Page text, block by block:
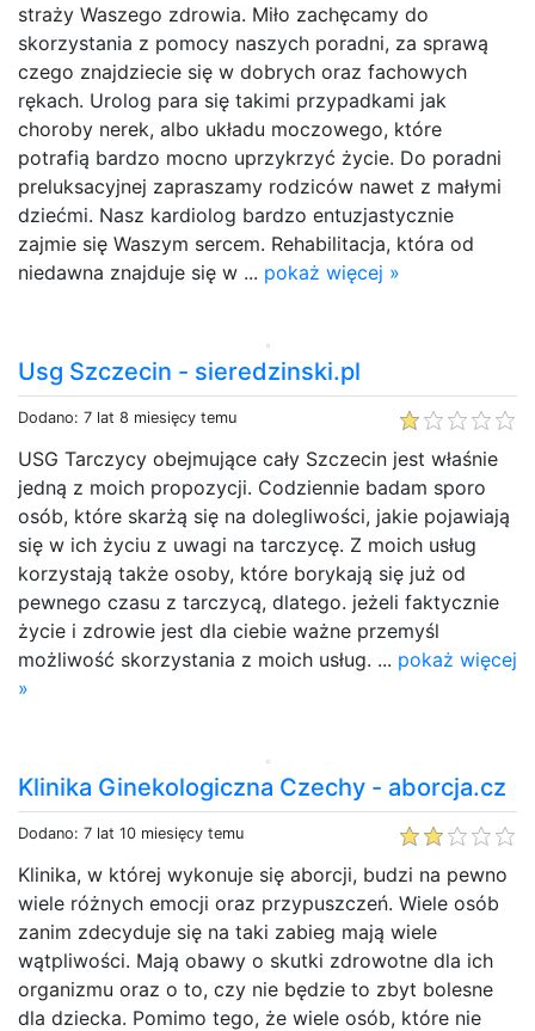
straży Waszego zdrowia. Miło zachęcamy do
skorzystania z pomocy naszych poradni, za sprawą
czego znajdziecie się w dobrych oraz fachowych
rękach. Urolog para się takimi przypadkami jak
choroby nerek, albo układu moczowego, które
potrafią bardzo mocno uprzykrzyć życie. Do poradni
preluksacyjnej zapraszamy rodziców nawet z małymi
dziećmi. Nasz kardiolog bardzo entuzjastycznie
zajmie się Waszym sercem. Rehabilitacja, która od
niedawna znajduje się w ... pokaż więcej »
Usg Szczecin - sieredzinski.pl
Dodano: 7 lat 8 miesięcy temu
USG Tarczycy obejmujące cały Szczecin jest właśnie
jedną z moich propozycji. Codziennie badam sporo
osób, które skarżą się na dolegliwości, jakie pojawiają
się w ich życiu z uwagi na tarczycę. Z moich usług
korzystają także osoby, które borykają się już od
pewnego czasu z tarczycą, dlatego. jeżeli faktycznie
życie i zdrowie jest dla ciebie ważne przemyśl
możliwość skorzystania z moich usług. ... pokaż więcej
»
Klinika Ginekologiczna Czechy - aborcja.cz
Dodano: 7 lat 10 miesięcy temu
Klinika, w której wykonuje się aborcji, budzi na pewno
wiele różnych emocji oraz przypuszczeń. Wiele osób
zanim zdecyduje się na taki zabieg mają wiele
wątpliwości. Mają obawy o skutki zdrowotne dla ich
organizmu oraz o to, czy nie będzie to zbyt bolesne
dla dziecka. Pomimo tego, że wiele osób, które nie